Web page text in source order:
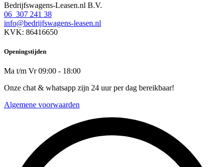
Bedrijfswagens-Leasen.nl B.V.
06 307 241 38
info@bedrijfswagens-leasen.nl
KVK: 86416650
Openingstijden
Ma t/m Vr 09:00 - 18:00
Onze chat & whatsapp zijn 24 uur per dag bereikbaar!
Algemene voorwaarden